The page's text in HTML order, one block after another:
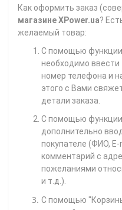
Как оформить заказ
магазине XPower.ua?
желаемый товар:
С помощью функции
необходимо
номер телефона и
этого с Вами
детали заказа.
С помощью функции
дополнительно
покупателе (ФИО,
комментарий с
пожеланиями
и т.д.).
С помощью